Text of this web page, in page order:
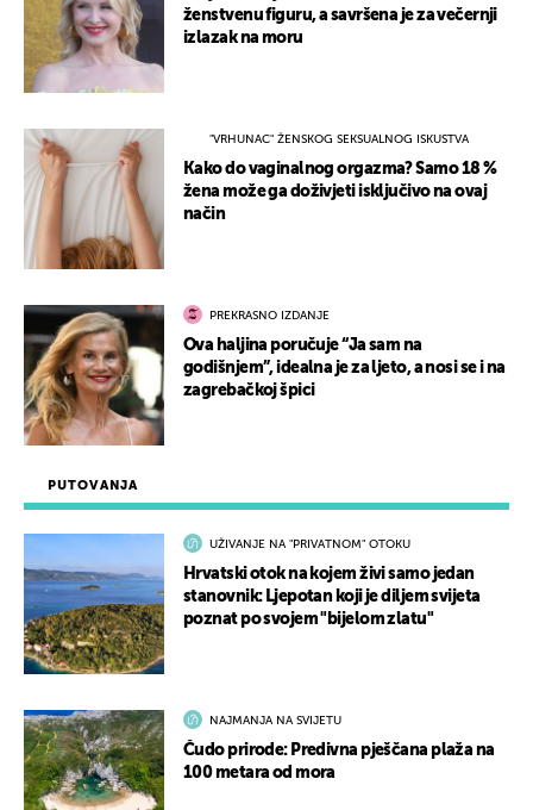
PUTOVANJA
UŽIVANJE NA "PRIVATNOM" OTOKU
Hrvatski otok na kojem živi samo jedan
stanovnik: Ljepotan koji je diljem svijeta
poznat po svojem "bijelom zlatu"
NAJMANJA NA SVIJETU
Čudo prirode: Predivna pješčana plaža na
100 metara od mora
ženstvenu figuru, a savršena je za večernji
izlazak na moru
"VRHUNAC" ŽENSKOG SEKSUALNOG ISKUSTVA
Kako do vaginalnog orgazma? Samo 18 %
žena može ga doživjeti isključivo na ovaj
način
PREKRASNO IZDANJE
Ova haljina poručuje “Ja sam na
godišnjem”, idealna je za ljeto, a nosi se i na
zagrebačkoj špici